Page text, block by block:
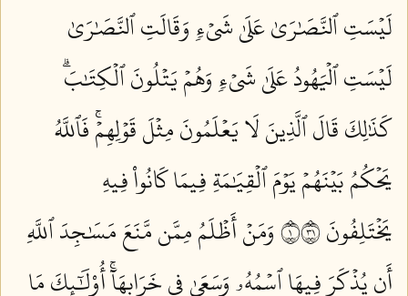
لَيۡسَتِ ٱلنَّصَٰرَىٰ عَلَىٰ شَيۡءٖ وَقَالَتِ ٱلنَّصَٰرَىٰ
لَيۡسَتِ ٱلۡيَهُودُ عَلَىٰ شَيۡءٖ وَهُمۡ يَتۡلُونَ ٱلۡكِتَٰبَۗ
كَذَٰلِكَ قَالَ ٱلَّذِينَ لَا يَعۡلَمُونَ مِثۡلَ قَوۡلِهِمۡۚ فَٱللَّهُ
يَحۡكُمُ بَيۡنَهُمۡ يَوۡمَ ٱلۡقِيَٰمَةِ فِيمَا كَانُواْ فِيهِ
يَخۡتَلِفُونَ ١١٣
وَمَنۡ أَظۡلَمُ مِمَّن مَّنَعَ مَسَٰجِدَ ٱللَّهِ
أَن يُذۡكَرَ فِيهَا ٱسۡمُهُۥ وَسَعَىٰ فِي خَرَابِهَآۚ أُوْلَٰٓئِكَ مَا